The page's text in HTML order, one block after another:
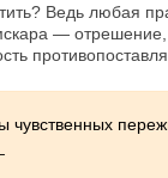
Ведь любая
— отрешение,